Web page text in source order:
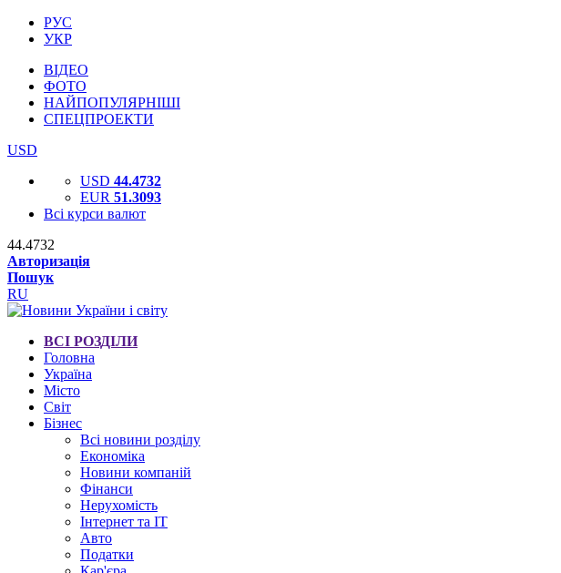
РУС
УКР
ВІДЕО
ФОТО
НАЙПОПУЛЯРНІШІ
СПЕЦПРОЕКТИ
USD
USD 44.4732
EUR 51.3093
Всі курси валют
44.4732
Авторизація
Пошук
RU
ВСІ РОЗДІЛИ
Головна
Україна
Місто
Світ
Бізнес
Всі новини розділу
Економіка
Новини компаній
Фінанси
Нерухомість
Інтернет та IT
Авто
Податки